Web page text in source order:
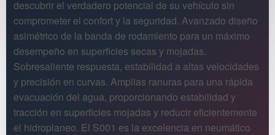
descubrir el verdadero potencial de su vehículo sin
comprometer el confort y la seguridad. Avanzado diseño
asimétrico de la banda de rodamiento para un máximo
desempeño en superficies secas y mojadas.
Sobresaliente respuesta, estabilidad a altas velocidades
y precisión en curvas. Amplias ranuras para una rápida
evacuación del agua, proporcionando estabilidad y
tracción en superficies mojadas y reducir eficientemente
el hidroplaneo. El S001 es la excelencia en neumático